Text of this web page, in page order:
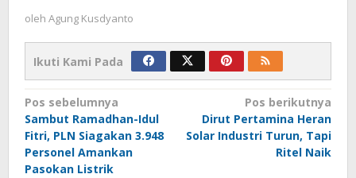
oleh Agung Kusdyanto
Ikuti Kami Pada
Navigasi
pos
Pos sebelumnya
Sambut Ramadhan-Idul
Fitri, PLN Siagakan 3.948
Personel Amankan
Pasokan Listrik
Pos berikutnya
Dirut Pertamina Heran
Solar Industri Turun, Tapi
Ritel Naik